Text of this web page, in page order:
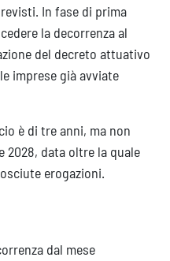
In fase di prima
la decorrenza al
del decreto attuativo
imprese già avviate
è di tre anni, ma non
2028, data oltre la quale
erogazioni.
dal mese